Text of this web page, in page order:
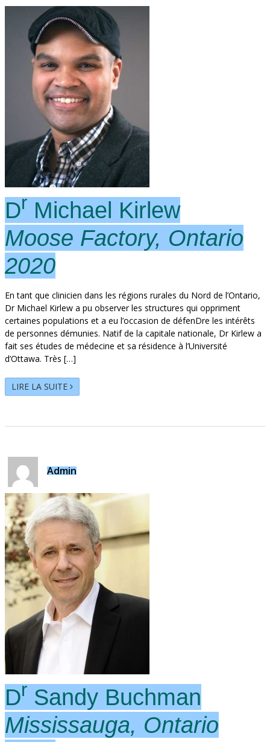
Dr Michael Kirlew
Moose Factory, Ontario
2020
En tant que clinicien dans les régions rurales du Nord de l’Ontario,
Dr Michael Kirlew a pu observer les structures qui oppriment
certaines populations et a eu l’occasion de défenDre les intérêts
de personnes démunies. Natif de la capitale nationale, Dr Kirlew a
fait ses études de médecine et sa résidence à l’Université
d’Ottawa. Très […]
LIRE LA SUITE
Admin
Dr Sandy Buchman
Mississauga, Ontario